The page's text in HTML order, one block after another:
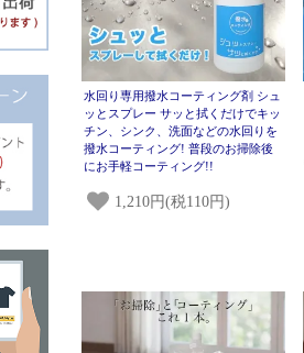
水回り専用撥水コーティング剤 シュ
ッとスプレー サッと拭くだけでキッ
チン、シンク、洗面などの水回りを
撥水コーティング! 普段のお掃除後
にお手軽コーティング!!
1,210円(税110円)